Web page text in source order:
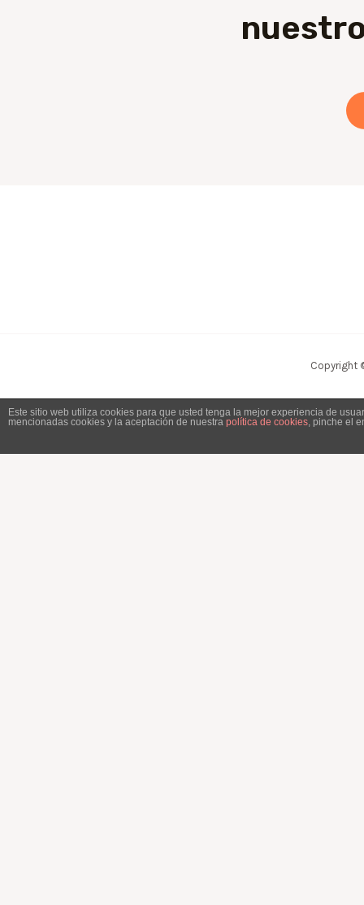
Copyright
Este sitio web utiliza cookies para que usted tenga la mejor experiencia de
mencionadas cookies y la aceptación de nuestra política de cookies , pinche el